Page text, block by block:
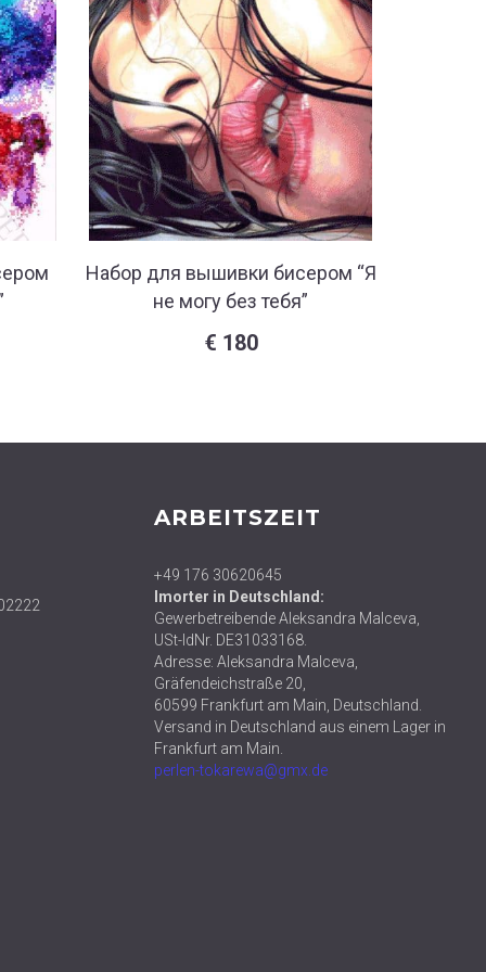
Набор для вышивки бисером “Я
не могу без тебя”
€ 180
ARBEITSZEIT
+49 176 30620645
Imorter in Deutschland:
Gewerbetreibende Aleksandra Malceva,
USt-IdNr. DE31033168.
Adresse: Aleksandra Malceva,
Gräfendeichstraße 20,
60599 Frankfurt am Main, Deutschland.
Versand in Deutschland aus einem Lager in
Frankfurt am Main.
perlen-tokarewa@gmx.de